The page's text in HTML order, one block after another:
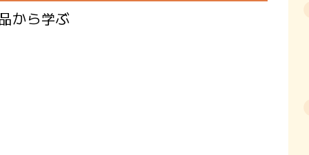
から学ぶ